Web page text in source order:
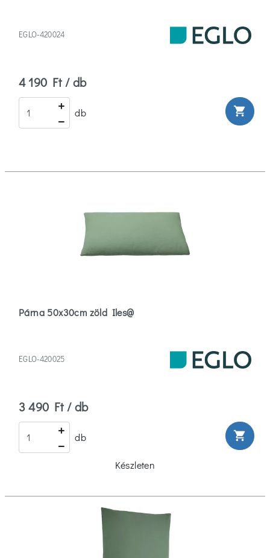
EGLO-420024
4 190 Ft / db
db shopping_cart
Párna 50x30cm zöld Iles@
EGLO-420025
3 490 Ft / db
db shopping_cart
Készleten